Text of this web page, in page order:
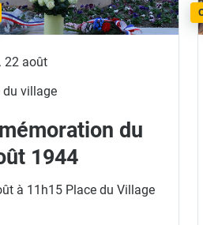
22 août
du village
du
1944
à 11h15 Place du Village